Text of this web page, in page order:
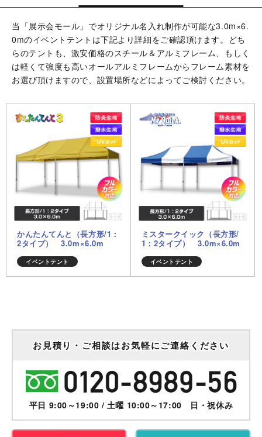
当「展示会モール」でオリジナル名入れ制作が可能な3.0m×6.
0mのイベントテントは下記より詳細をご確認頂けます。どち
らのテントも、激安価格のスチール＆アルミフレーム、もしく
は軽くて強度も高いオールアルミフレームからフレーム素材を
お選び頂けますので、設置場所などによってご検討ください。
かんたんてんと（長方形/1：
2タイプ） 3.0m×6.0m
イベントテント
ミスタークイック（長方形/
1：2タイプ） 3.0m×6.0m
イベントテント
お見積り・ご相談はお気軽にご連絡ください
平日 9:00～19:00 / 土曜 10:00～17:00 日・祝休み